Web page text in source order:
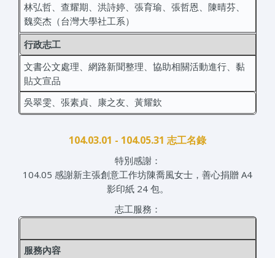
林弘哲、查耀期、洪詩婷、張育瑜、張哲恩、陳晴芬、
魏奕杰（台灣大學社工系）
行政志工
文書公文處理、網路新聞整理、協助相關活動進行、黏
貼文宣品
吳翠雯、張素貞、康之友、黃耀欽
104.03.01 - 104.05.31 志工名錄
特別感謝：
104.05 感謝新主張創意工作坊陳喬風女士，善心捐贈 A4
影印紙 24 包。
志工服務：
服務內容